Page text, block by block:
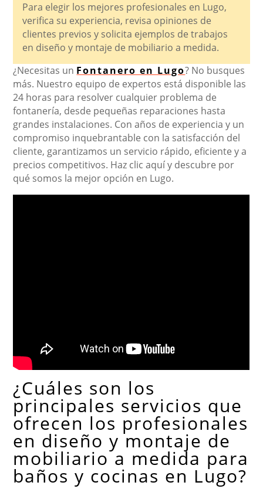
Para elegir los mejores profesionales en Lugo,
verifica su experiencia, revisa opiniones de
clientes previos y solicita ejemplos de trabajos
en diseño y montaje de mobiliario a medida.
¿Necesitas un Fontanero en Lugo? No busques
más. Nuestro equipo de expertos está disponible las
24 horas para resolver cualquier problema de
fontanería, desde pequeñas reparaciones hasta
grandes instalaciones. Con años de experiencia y un
compromiso inquebrantable con la satisfacción del
cliente, garantizamos un servicio rápido, eficiente y a
precios competitivos. Haz clic aquí y descubre por
qué somos la mejor opción en Lugo.
¿Cuáles son los
principales servicios que
ofrecen los profesionales
en diseño y montaje de
mobiliario a medida para
baños y cocinas en Lugo?